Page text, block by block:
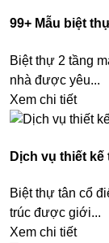
99+ Mẫu biệt
Biệt thự 2 tầng
nhà được yêu...
Xem chi tiết
Dịch vụ thiết
Biệt thự tân cổ
trúc được giới...
Xem chi tiết